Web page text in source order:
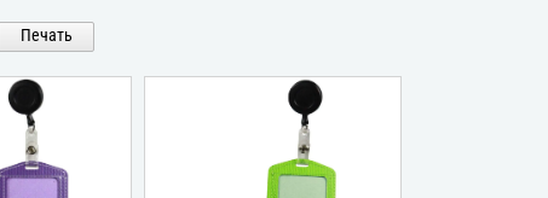
Печать